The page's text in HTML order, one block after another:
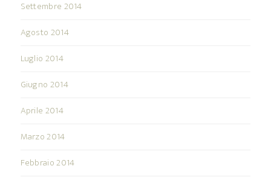
Settembre 2014
Agosto 2014
Luglio 2014
Giugno 2014
Aprile 2014
Marzo 2014
Febbraio 2014